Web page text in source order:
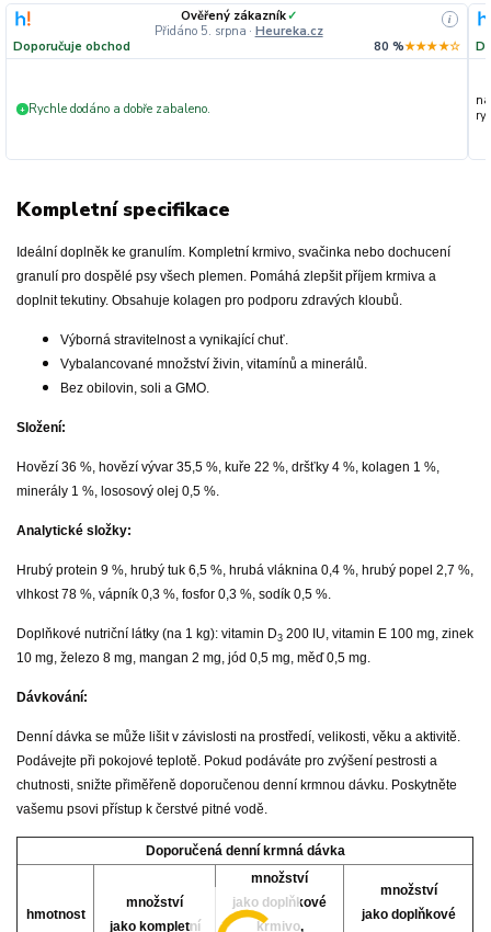
Ověřený zákazník✓
Přidáno 5. srpna · Heureka.cz
i
Doporučuje obchod 80 %★★★★☆
+ Rychle dodáno a dobře zabaleno.
Kompletní specifikace
Ideální doplněk ke granulím. Kompletní krmivo, svačinka nebo dochucení
granulí pro dospělé psy všech plemen. Pomáhá zlepšit příjem krmiva a
doplnit tekutiny. Obsahuje kolagen pro podporu zdravých kloubů.
Výborná stravitelnost a vynikající chuť.
Vybalancované množství živin, vitamínů a minerálů.
Bez obilovin, soli a GMO.
Složení:
Hovězí 36 %, hovězí vývar 35,5 %, kuře 22 %, dršťky 4 %, kolagen 1 %,
minerály 1 %, lososový olej 0,5 %.
Analytické složky:
Hrubý protein 9 %, hrubý tuk 6,5 %, hrubá vláknina 0,4 %, hrubý popel 2,7 %,
vlhkost 78 %, vápník 0,3 %, fosfor 0,3 %, sodík 0,5 %.
Doplňkové nutriční látky (na 1 kg): vitamin D3 200 IU, vitamin E 100 mg, zinek
10 mg, železo 8 mg, mangan 2 mg, jód 0,5 mg, měď 0,5 mg.
Dávkování:
Denní dávka se může lišit v závislosti na prostředí, velikosti, věku a aktivitě.
Podávejte při pokojové teplotě. Pokud podáváte pro zvýšení pestrosti a
chutnosti, snižte přiměřeně doporučenou denní krmnou dávku. Poskytněte
vašemu psovi přístup k čerstvé pitné vodě.
Doporučená denní krmná dávka
hmotnost
množství
jako kompletní
množství
jako doplňkové
krmivo,
množství
jako doplňkové